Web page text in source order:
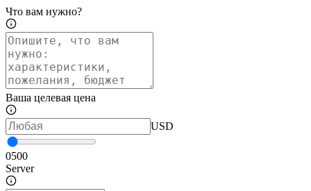
Что вам нужно?
Ваша целевая цена
USD
0500
Server